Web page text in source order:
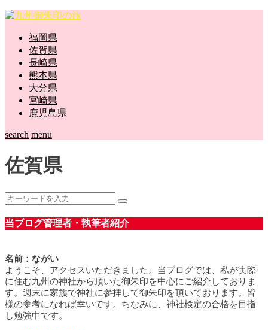
福岡県
佐賀県
長崎県
熊本県
大分県
宮崎県
鹿児島県
search menu
佐賀県
当ブログ管理者・執筆者紹介
名前：ながい
ようこそ、アクセスいただきました。当ブログでは、私が実際
に住む九州の神社から頂いた御朱印を中心にご紹介しておりま
す。週末に家族で神社に参拝して御朱印を頂いております。皆
様の参考になれば幸いです。ちなみに、神社検定の合格を目指
し勉強中です。